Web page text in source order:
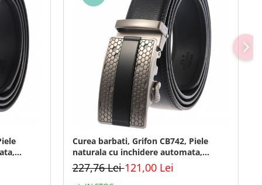
Curea barbati, Grifon CB742, Piele
naturala cu inchidere automata,
Negru, 3.5x125cm
227,76 Lei121,00 Lei